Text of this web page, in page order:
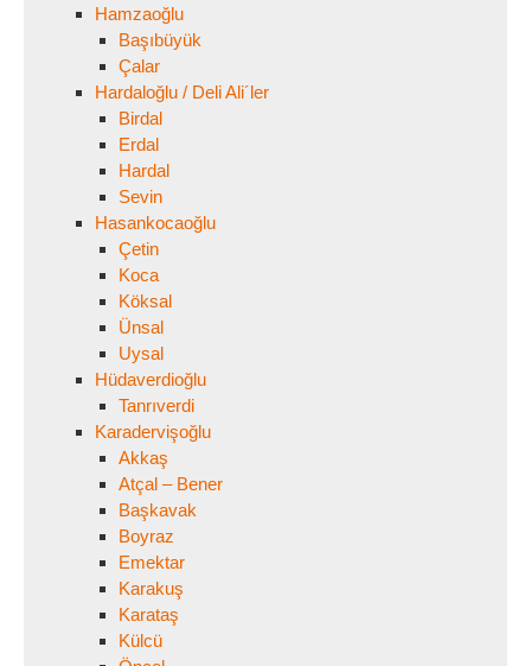
Hamzaoğlu
Başıbüyük
Çalar
Hardaloğlu / Deli Ali´ler
Birdal
Erdal
Hardal
Sevin
Hasankocaoğlu
Çetin
Koca
Köksal
Ünsal
Uysal
Hüdaverdioğlu
Tanrıverdi
Karadervişoğlu
Akkaş
Atçal – Bener
Başkavak
Boyraz
Emektar
Karakuş
Karataş
Külcü